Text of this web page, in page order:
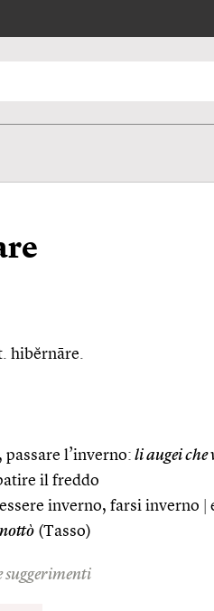
hibĕrnāre.
passare l’inverno: li augei che
il freddo
inverno, farsi inverno
(Tasso)
suggerimenti